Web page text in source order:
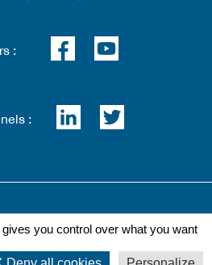
:
:
you control over what you want